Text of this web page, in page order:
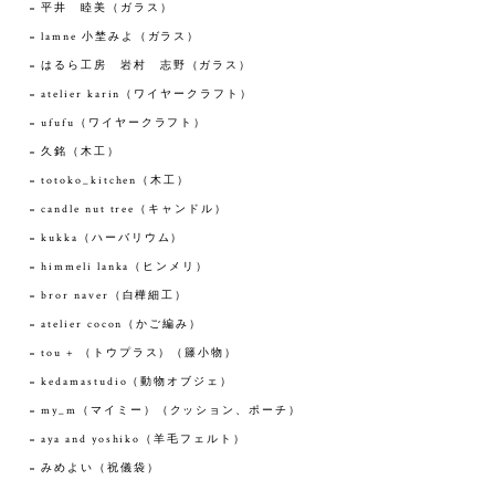
平井 睦美（ガラス）
lamne 小埜みよ（ガラス）
はるら工房 岩村 志野（ガラス）
atelier karin（ワイヤークラフト）
ufufu（ワイヤークラフト）
久銘（木工）
totoko_kitchen（木工）
candle nut tree（キャンドル）
kukka（ハーバリウム）
himmeli lanka（ヒンメリ）
bror naver（白樺細工）
atelier cocon（かご編み）
tou + （トウプラス）（籐小物）
kedamastudio（動物オブジェ）
my_m（マイミー）（クッション、ポーチ）
aya and yoshiko（羊毛フェルト）
みめよい（祝儀袋）